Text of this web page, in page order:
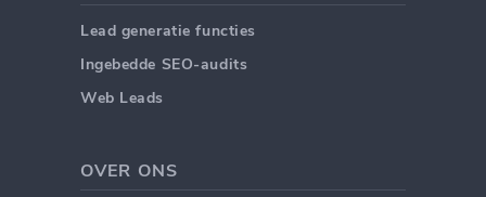
Lead generatie functies
Ingebedde SEO-audits
Web Leads
OVER ONS